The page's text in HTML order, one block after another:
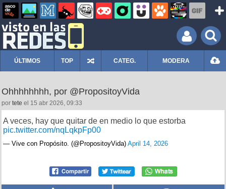
ÚLTIMOS TOP CATEG. MODERA
Ohhhhhhhh, por @PropositoyVida
por tete el 15 abr 2026, 09:33
A veces, hay que quitar de en medio lo que estorba
pic.twitter.com/nqLqkpFp00
— Vive con Propósito. (@PropositoyVida) April 14, 2026